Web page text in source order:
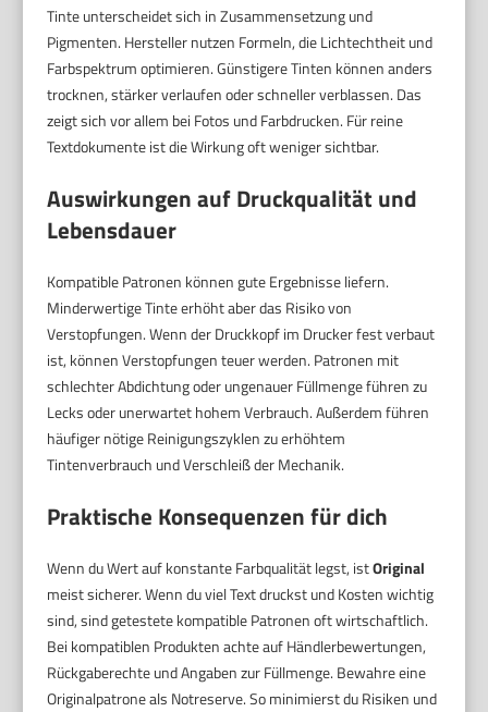
Tinte unterscheidet sich in Zusammensetzung und
Pigmenten. Hersteller nutzen Formeln, die Lichtechtheit und
Farbspektrum optimieren. Günstigere Tinten können anders
trocknen, stärker verlaufen oder schneller verblassen. Das
zeigt sich vor allem bei Fotos und Farbdrucken. Für reine
Textdokumente ist die Wirkung oft weniger sichtbar.
Auswirkungen auf Druckqualität und
Lebensdauer
Kompatible Patronen können gute Ergebnisse liefern.
Minderwertige Tinte erhöht aber das Risiko von
Verstopfungen. Wenn der Druckkopf im Drucker fest verbaut
ist, können Verstopfungen teuer werden. Patronen mit
schlechter Abdichtung oder ungenauer Füllmenge führen zu
Lecks oder unerwartet hohem Verbrauch. Außerdem führen
häufiger nötige Reinigungszyklen zu erhöhtem
Tintenverbrauch und Verschleiß der Mechanik.
Praktische Konsequenzen für dich
Wenn du Wert auf konstante Farbqualität legst, istOriginal
meist sicherer. Wenn du viel Text druckst und Kosten wichtig
sind, sind getestete kompatible Patronen oft wirtschaftlich.
Bei kompatiblen Produkten achte auf Händlerbewertungen,
Rückgaberechte und Angaben zur Füllmenge. Bewahre eine
Originalpatrone als Notreserve. So minimierst du Risiken und